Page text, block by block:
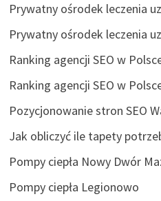
Prywatny ośrodek leczenia
Prywatny ośrodek leczenia
Ranking agencji SEO w
Ranking agencji SEO w
Pozycjonowanie stron SEO
Jak obliczyć ile tapety
Pompy ciepła Nowy Dwór
Pompy ciepła Legionowo